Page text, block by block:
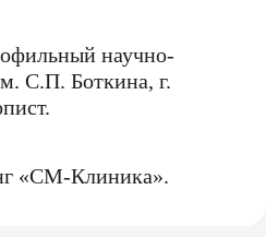
научно-
С.П. Боткина, г.
«СМ-Клиника».